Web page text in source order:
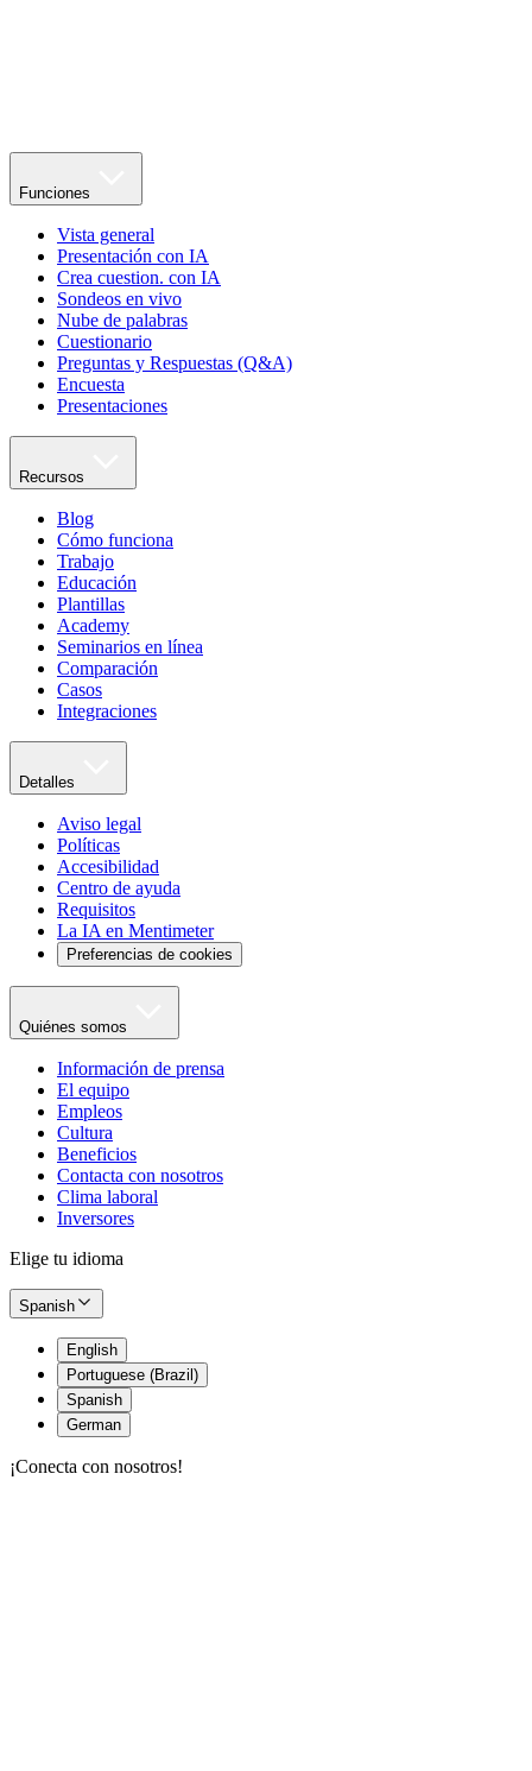
Funciones
Vista general
Presentación con IA
Crea cuestion. con IA
Sondeos en vivo
Nube de palabras
Cuestionario
Preguntas y Respuestas (Q&A)
Encuesta
Presentaciones
Recursos
Blog
Cómo funciona
Trabajo
Educación
Plantillas
Academy
Seminarios en línea
Comparación
Casos
Integraciones
Detalles
Aviso legal
Políticas
Accesibilidad
Centro de ayuda
Requisitos
La IA en Mentimeter
Preferencias de cookies
Quiénes somos
Información de prensa
El equipo
Empleos
Cultura
Beneficios
Contacta con nosotros
Clima laboral
Inversores
Elige tu idioma
Spanish
English
Portuguese (Brazil)
Spanish
German
¡Conecta con nosotros!